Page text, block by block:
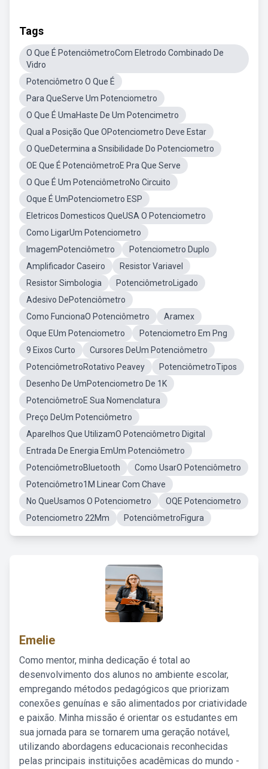
Tags
O Que É PotenciômetroCom Eletrodo Combinado De
Vidro
Potenciômetro O Que É
Para QueServe Um Potenciometro
O Que É UmaHaste De Um Potencimetro
Qual a Posição Que OPotenciometro Deve Estar
O QueDetermina a Snsibilidade Do Potenciometro
OE Que É PotenciômetroE Pra Que Serve
O Que É Um PotenciômetroNo Circuito
Oque É UmPotenciometro ESP
Eletricos Domesticos QueUSA O Potenciometro
Como LigarUm Potenciometro
ImagemPotenciômetro
Potenciometro Duplo
Amplificador Caseiro
Resistor Variavel
Resistor Simbologia
PotenciômetroLigado
Adesivo DePotenciômetro
Como FuncionaO Potenciômetro
Aramex
Oque EUm Potenciometro
Potenciometro Em Png
9 Eixos Curto
Cursores DeUm Potenciômetro
PotenciômetroRotativo Peavey
PotenciômetroTipos
Desenho De UmPotenciometro De 1K
PotenciômetroE Sua Nomenclatura
Preço DeUm Potenciômetro
Aparelhos Que UtilizamO Potenciômetro Digital
Entrada De Energia EmUm Potenciômetro
PotenciômetroBluetooth
Como UsarO Potenciômetro
Potenciômetro1M Linear Com Chave
No QueUsamos O Potenciometro
OQE Potenciometro
Potenciometro 22Mm
PotenciômetroFigura
Emelie
Como mentor, minha dedicação é total ao
desenvolvimento dos alunos no ambiente escolar,
empregando métodos pedagógicos que priorizam
conexões genuínas e são alimentados por criatividade
e paixão. Minha missão é orientar os estudantes em
sua jornada para se tornarem uma geração notável,
utilizando abordagens educacionais reconhecidas
pelas principais instituições acadêmicas do mundo -